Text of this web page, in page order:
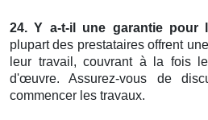
24. Y a-t-il une garantie pour
plupart des prestataires offrent
leur travail, couvrant à la fois
d'œuvre. Assurez-vous de
commencer les travaux.